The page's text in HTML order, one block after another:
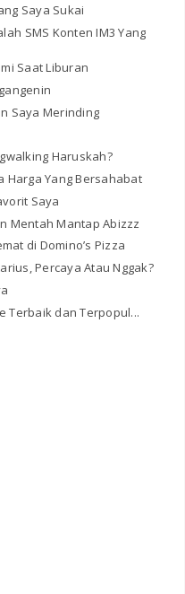
Saya Sukai
SMS Konten IM3 Yang
Saat Liburan
Saya Merinding
Haruskah?
Harga Yang Bersahabat
Saya
Mentah Mantap Abizzz
di Domino’s Pizza
Percaya Atau Nggak?
Terbaik dan Terpopul...